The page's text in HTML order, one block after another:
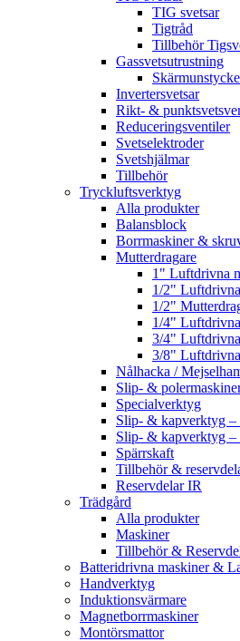
TIG svetsar
Tigtråd
Tillbehör
Gassvetsutrustning
Invertersvetsar
Rikt- &
Reduceringsventiler
Svetselektroder
Svetshjälmar
Tillbehör
Tryckluftsverktyg
Alla produkter
Balansblock
Borrmaskiner &
Mutterdragare
1" Luftdrivna
1/2"
1/2"
1/4"
3/4"
3/8"
Nålhacka /
Slip- &
Specialverktyg
Slip- & kapverktyg –
Slip- & kapverktyg –
Spärrskaft
Tillbehör &
Reservdelar IR
Trädgård
Alla produkter
Maskiner
Tillbehör &
Batteridrivna maskiner &
Handverktyg
Induktionsvärmare
Magnetborrmaskiner
Montörsmattor